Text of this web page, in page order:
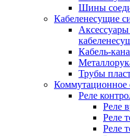
Шины
Кабеленесущие
Кабель-
Трубы
Коммутационное
Реле
Реле
Реле
Реле